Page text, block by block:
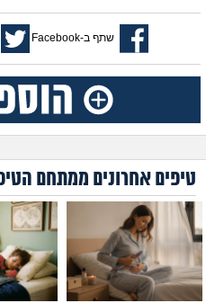
שתף ב-Facebook
טיפים אחרונים ממתחם